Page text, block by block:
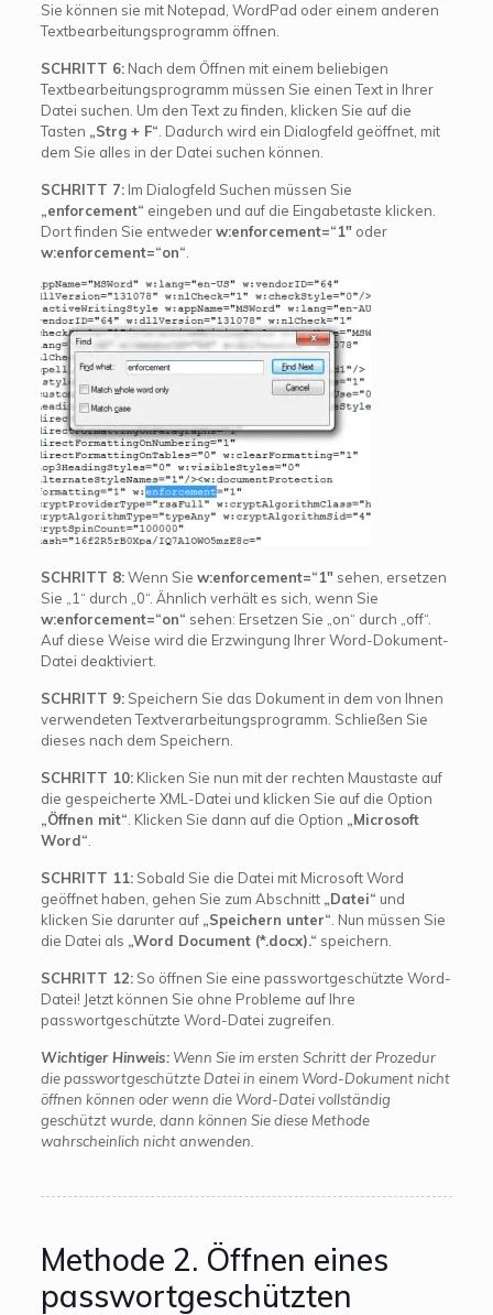
Sie können sie mit Notepad, WordPad oder einem anderen
Textbearbeitungsprogramm öffnen.
SCHRITT 6:Nach dem Öffnen mit einem beliebigen
Textbearbeitungsprogramm müssen Sie einen Text in Ihrer
Datei suchen. Um den Text zu finden, klicken Sie auf die
Tasten „Strg + F“ . Dadurch wird ein Dialogfeld geöffnet, mit
dem Sie alles in der Datei suchen können.
SCHRITT 7:Im Dialogfeld Suchen müssen Sie
„enforcement“ eingeben und auf die Eingabetaste klicken.
Dort finden Sie entwederw:enforcement=“1″oder
w:enforcement=“on“
SCHRITT 8:Wenn Sie w:enforcement=“1″sehen, ersetzen
Sie „1“ durch „0“. Ähnlich verhält es sich, wenn Sie
w:enforcement=“on“ sehen: Ersetzen Sie „on“ durch „off“.
Auf diese Weise wird die Erzwingung Ihrer Word-Dokument-
Datei deaktiviert.
SCHRITT 9:Speichern Sie das Dokument in dem von Ihnen
verwendeten Textverarbeitungsprogramm. Schließen Sie
dieses nach dem Speichern.
SCHRITT 10:Klicken Sie nun mit der rechten Maustaste auf
die gespeicherte XML-Datei und klicken Sie auf die Option
„Öffnen mit“ . Klicken Sie dann auf die Option „Microsoft
Word“
SCHRITT 11:Sobald Sie die Datei mit Microsoft Word
geöffnet haben, gehen Sie zum Abschnitt „Datei“ und
klicken Sie darunter auf „Speichern unter“ . Nun müssen Sie
die Datei als „Word Document (*.docx).“ speichern.
SCHRITT 12:So öffnen Sie eine passwortgeschützte Word-
Datei! Jetzt können Sie ohne Probleme auf Ihre
passwortgeschützte Word-Datei zugreifen.
Wichtiger Hinweis:Wenn Sie im ersten Schritt der Prozedur
die passwortgeschützte Datei in einem Word-Dokument nicht
öffnen können oder wenn die Word-Datei vollständig
geschützt wurde, dann können Sie diese Methode
wahrscheinlich nicht anwenden.
Methode 2. Öffnen eines
passwortgeschützten